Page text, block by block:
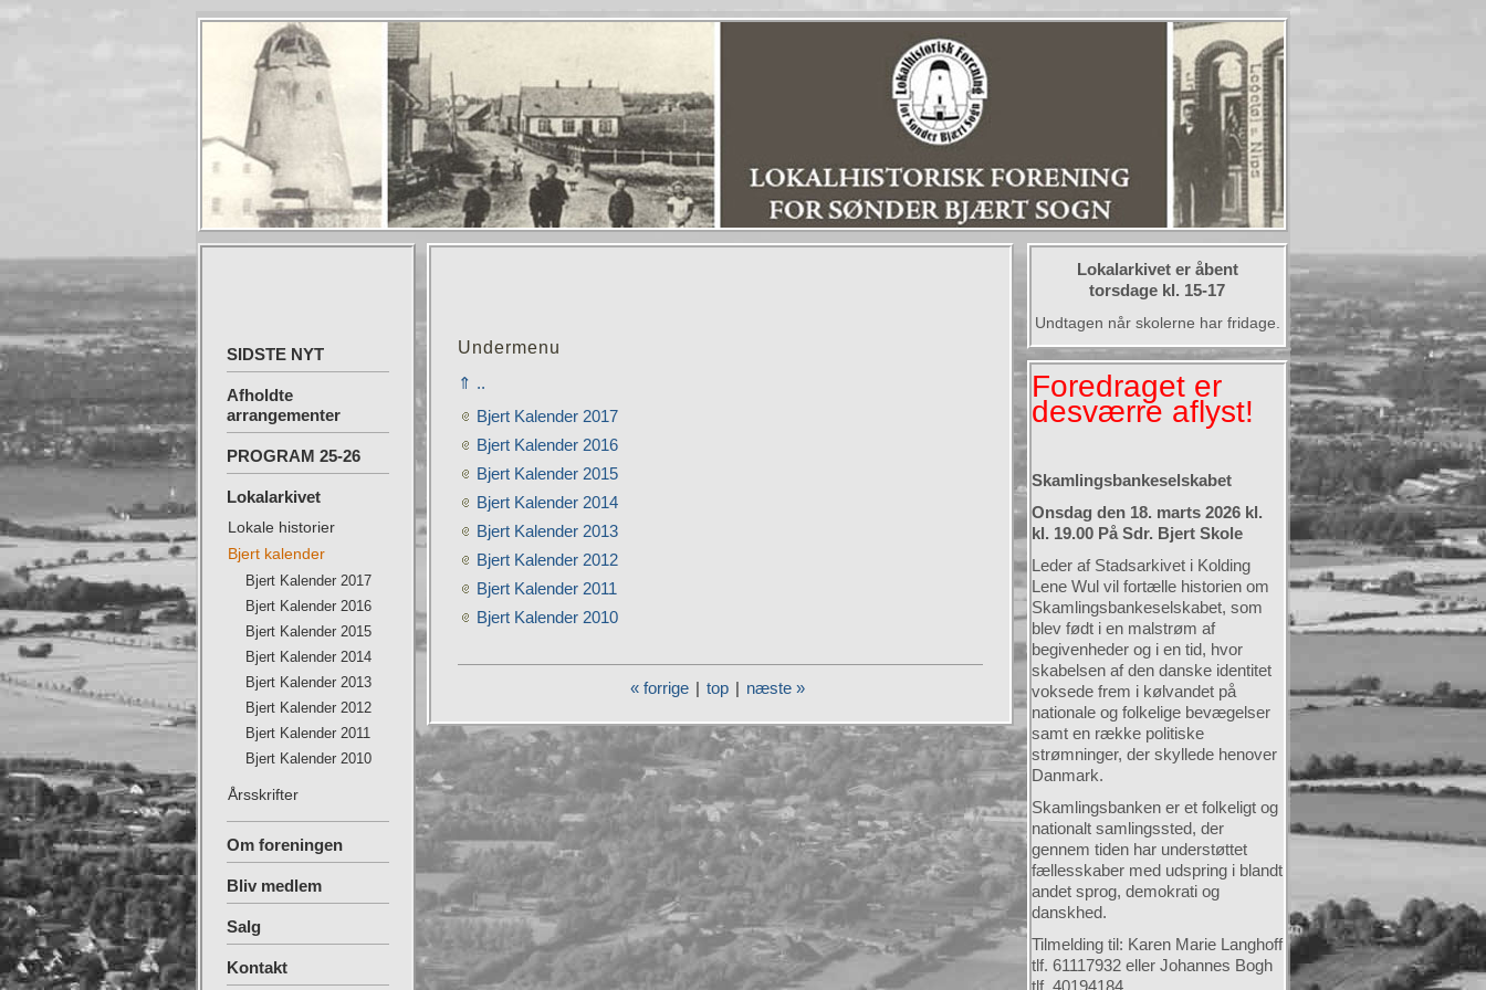
SIDSTE NYT
Afholdte
arrangementer
PROGRAM 25-26
Lokalarkivet
Lokale historier
Bjert kalender
Bjert Kalender 2017
Bjert Kalender 2016
Bjert Kalender 2015
Bjert Kalender 2014
Bjert Kalender 2013
Bjert Kalender 2012
Bjert Kalender 2011
Bjert Kalender 2010
Årsskrifter
Om foreningen
Bliv medlem
Salg
Kontakt
Undermenu
⇑ ..
Bjert Kalender 2017
Bjert Kalender 2016
Bjert Kalender 2015
Bjert Kalender 2014
Bjert Kalender 2013
Bjert Kalender 2012
Bjert Kalender 2011
Bjert Kalender 2010
« forrige | top | næste »
Lokalarkivet er åbent
torsdage kl. 15-17
Undtagen når skolerne har fridage.
Foredraget er
desværre aflyst!
Skamlingsbankeselskabet
Onsdag den 18. marts 2026 kl.
kl. 19.00 På Sdr. Bjert Skole
Leder af Stadsarkivet i Kolding
Lene Wul vil fortælle historien om
Skamlingsbankeselskabet, som
blev født i en malstrøm af
begivenheder og i en tid, hvor
skabelsen af den danske identitet
voksede frem i kølvandet på
nationale og folkelige bevægelser
samt en række politiske
strømninger, der skyllede henover
Danmark.
Skamlingsbanken er et folkeligt og
nationalt samlingssted, der
gennem tiden har understøttet
fællesskaber med udspring i blandt
andet sprog, demokrati og
danskhed.
Tilmelding til: Karen Marie Langhoff
tlf. 61117932 eller Johannes Bogh
tlf. 40194184.